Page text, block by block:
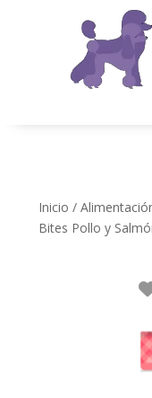
Inicio /
Bites Pollo y